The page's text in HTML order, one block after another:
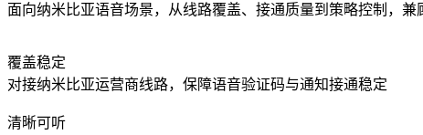
面向纳米比亚语音场景，从线路覆盖、接通质量到策略控制，兼
覆盖稳定
对接纳米比亚运营商线路，保障语音验证码与通知接通稳定
清晰可听